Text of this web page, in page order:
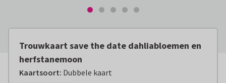
Trouwkaart save the date dahliabloemen en
herfstanemoon
Kaartsoort: Dubbele kaart